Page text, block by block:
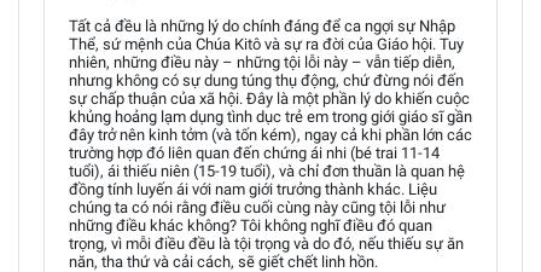
Tất cả đều là những lý do chính đáng để ca ngợi sự Nhập
Thể, sứ mệnh của Chúa Kitô và sự ra đời của Giáo hội. Tuy
nhiên, những điều này – những tội lỗi này – vẫn tiếp diễn,
nhưng không có sự dung túng thụ động, chứ đừng nói đến
sự chấp thuận của xã hội. Đây là một phần lý do khiến cuộc
khủng hoảng lạm dụng tình dục trẻ em trong giới giáo sĩ gần
đây trở nên kinh tởm (và tốn kém), ngay cả khi phần lớn các
trường hợp đó liên quan đến chứng ái nhi (bé trai 11-14
tuổi), ái thiếu niên (15-19 tuổi), và chỉ đơn thuần là quan hệ
đồng tính luyến ái với nam giới trưởng thành khác. Liệu
chúng ta có nói rằng điều cuối cùng này cũng tội lỗi như
những điều khác không? Tôi không nghĩ điều đó quan
trọng, vì mỗi điều đều là tội trọng và do đó, nếu thiếu sự ăn
năn, tha thứ và cải cách, sẽ giết chết linh hồn.